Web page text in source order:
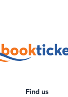
Find us